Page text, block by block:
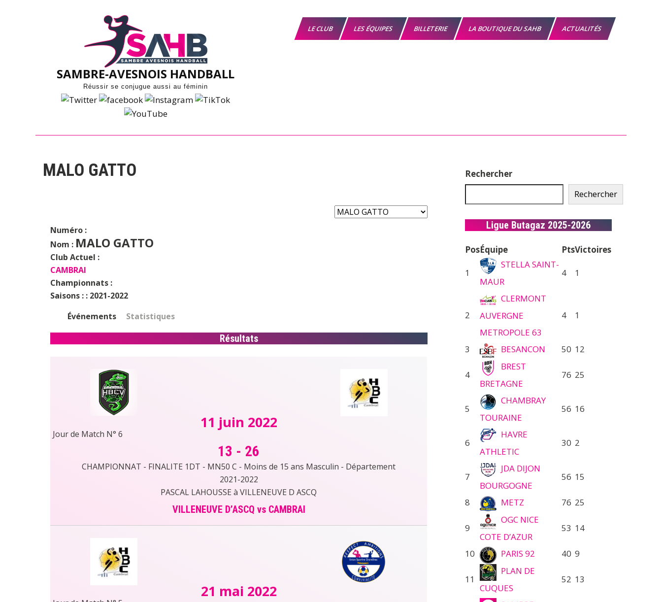
SAMBRE-AVESNOIS HANDBALL
Réussir se conjugue aussi au féminin
LE CLUB LES ÉQUIPES BILLETERIE LA BOUTIQUE DU SAHB ACTUALITÉS
MALO GATTO
Numéro :
Nom : MALO GATTO
Club Actuel :
CAMBRAI
Championnats :
Saisons : : 2021-2022
Événements
Statistiques
Résultats
11 juin 2022
Jour de Match N° 6
13 - 26
CHAMPIONNAT - FINALITE 1DT - MN50 C - Moins de 15 ans Masculin - Département
2021-2022
PASCAL LAHOUSSE à VILLENEUVE D ASCQ
VILLENEUVE D’ASCQ vs CAMBRAI
21 mai 2022
Rechercher
Rechercher
Ligue Butagaz 2025-2026
PosÉquipe PtsVictoires
1
STELLA SAINT-
MAUR
4 1
2
CLERMONT
AUVERGNE
METROPOLE 63
4 1
3 BESANCON 50 12
4
BREST
BRETAGNE
76 25
5
CHAMBRAY
TOURAINE
56 16
6
HAVRE
ATHLETIC
30 2
7
JDA DIJON
BOURGOGNE
56 15
8 METZ 76 25
9
OGC NICE
COTE D’AZUR
53 14
10 PARIS 92 40 9
11
PLAN DE
CUQUES
52 13